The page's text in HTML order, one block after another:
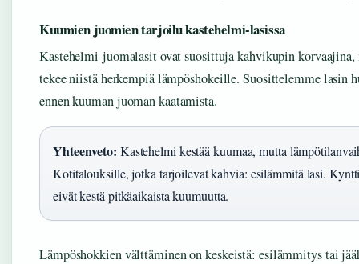
Kuumien juomien tarjoilu kastehelmi-lasissa
Kastehelmi-juomalasit ovat suosittuja kahvikupin
tekee niistä herkempiä lämpöshokeille. Suosittelemme lasin
ennen kuuman juoman kaatamista.
Yhteenveto: Kastehelmi kestää kuumaa, mutta
Kotitalouksille, jotka tarjoilevat kahvia: esilämmitä lasi.
eivät kestä pitkäaikaista kuumuutta.
Lämpöshokkien välttäminen on keskeistä: esilämmitys tai